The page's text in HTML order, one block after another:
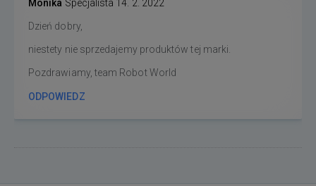
Monika Specjalista 14. 2. 2022
Dzień dobry,
niestety nie sprzedajemy produktów tej marki.
Pozdrawiamy, team Robot World
ODPOWIEDZ